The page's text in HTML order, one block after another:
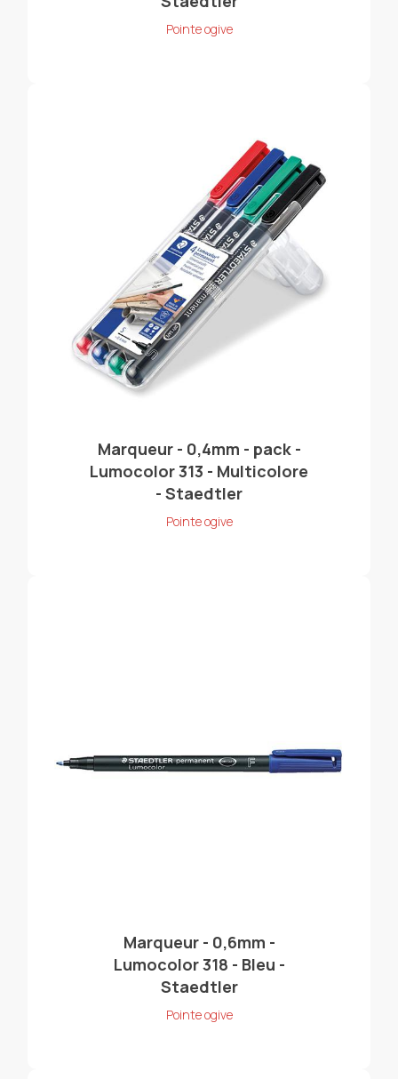
Pointe ogive
Marqueur - 0,4mm - pack -
Lumocolor 313 - Multicolore
- Staedtler
Pointe ogive
Marqueur - 0,6mm -
Lumocolor 318 - Bleu -
Staedtler
Pointe ogive